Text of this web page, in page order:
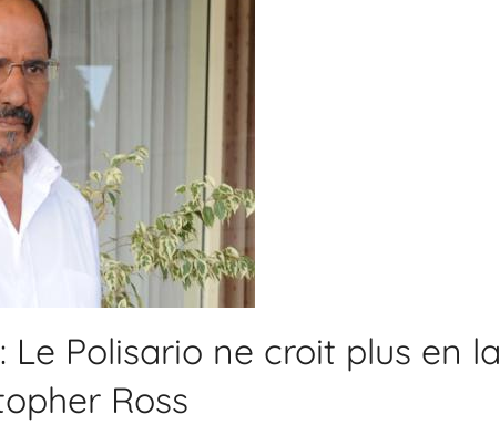
Le Polisario ne croit plus en la
Ross